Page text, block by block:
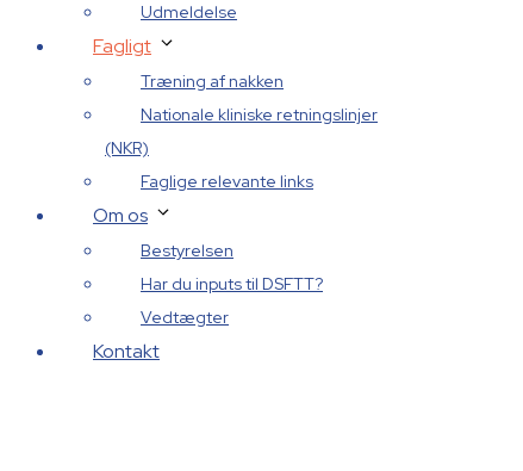
Udmeldelse
Fagligt
Træning af nakken
Nationale kliniske retningslinjer
(NKR)
Faglige relevante links
Om os
Bestyrelsen
Har du inputs til DSFTT?
Vedtægter
Kontakt